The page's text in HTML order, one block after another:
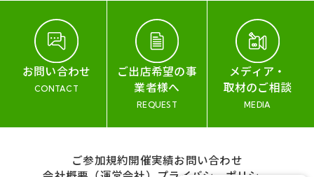
お問い合わせ
CONTACT
ご出店希望の事
業者様へ
REQUEST
メディア・
取材のご相談
MEDIA
ご参加規約開催実績お問い合わせ